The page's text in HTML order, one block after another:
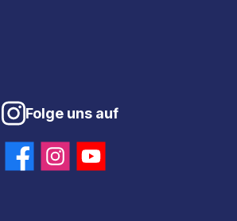
Folge uns auf